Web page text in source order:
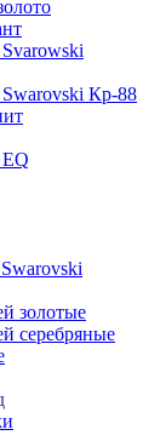
Кр-88
золотые
серебряные